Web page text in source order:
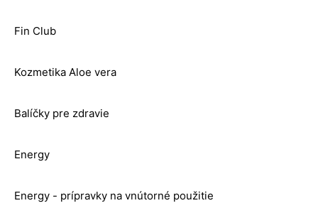
Fin Club
Kozmetika Aloe vera
Balíčky pre zdravie
Energy
Energy - prípravky na vnútorné použitie